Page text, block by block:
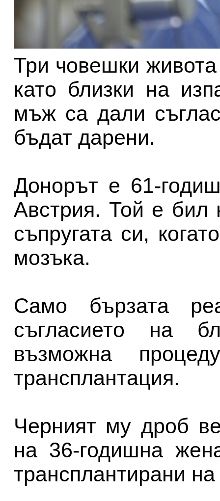
Три човешки
като близки на
мъж са дали
бъдат дарени.
Донорът е 61-
Австрия. Той е бил
съпругата си,
мозъка.
Само бързата
съгласието на
възможна
трансплантация.
Черният му дроб
на 36-годишна
трансплантирани